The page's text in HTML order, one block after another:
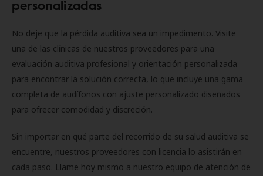
personalizadas
No deje que la pérdida auditiva sea un impedimento. Visite
una de las clínicas de nuestros proveedores para una
evaluación auditiva profesional y orientación personalizada
para encontrar la solución correcta, lo que incluye una gama
completa de audífonos con ajuste personalizado diseñados
para ofrecer comodidad y discreción.
Sin importar en qué parte del recorrido de su salud auditiva se
encuentre, nuestros proveedores con licencia lo asistirán en
cada paso. Llame hoy mismo a nuestro equipo de atención de